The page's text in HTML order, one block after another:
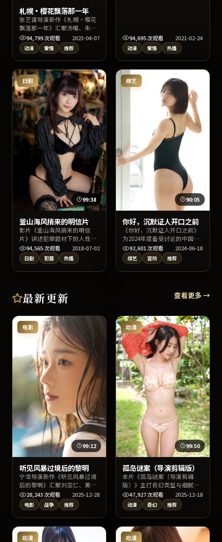
札幌·樱花飘落那一年
张艺谋导演新作《札幌·樱花
飘落那一年》汇聚汤唯、朱一
龙、菅田将晖等实力阵容，背
景设定于中国台湾当代都市与
边缘社群。作品以爱情叙事切
入社会议题，影像质感出色，
适合关键词检索“爱情”“中
国台湾影视”用户观看。
94,799次观看 2023-04-07
动漫 爱情 推荐
94,695次观看 2021-02-24
动漫 爱情 热播
日剧
99:38
釜山海风捎来的明信片
影片《釜山海风捎来的明信
片》讲述犯罪题材下的人性明
暗与命运交错，陈凯歌执导，
周迅、雷佳音、易烊千玺领衔
主演。上线以来口碑稳健，适
合喜爱日本影视与高质量对白
94,565次观看 2018-07-02
日剧 犯罪 热播
综艺
90:05
你好，沉默证人开口之前
《你好，沉默证人开口之前》
为2024年度备受讨论的中国台
湾冒险片，主演雷佳音、周
迅、梁朝伟与导演魏德圣的合
作火花十足。影片在情节反转
与人物动机刻画上均有亮点，
92,601次观看 2024-06-18
综艺 冒险 推荐
最新更新 查看更多 →
电影
99:12
听见风暴过境后的黎明
宁浩导演新作《听见风暴过境
后的黎明》汇聚刘亚仁、黄
渤、汤唯等实力阵容，背景设
定于美国当代都市与边缘社
群。作品以战争叙事切入社会
议题，影像质感出色，适合关
键词检索“战争”“美国影
视”用户观看。
28,243次观看 2025-12-28
电影 战争 推荐
动漫
99:50
孤岛谜案（导演剪辑版）
本片《孤岛谜案（导演剪辑
版）》主打奇幻类型与细腻表
演，陈凯歌执导，张译、木村
拓哉、宋仲基联合出演。剧情
兼顾悬念与情感温度，上线后
适合通过片名、导演或演员名
检索找到高清片源。
47,927次观看 2025-12-18
动漫 奇幻 推荐
动漫 动漫